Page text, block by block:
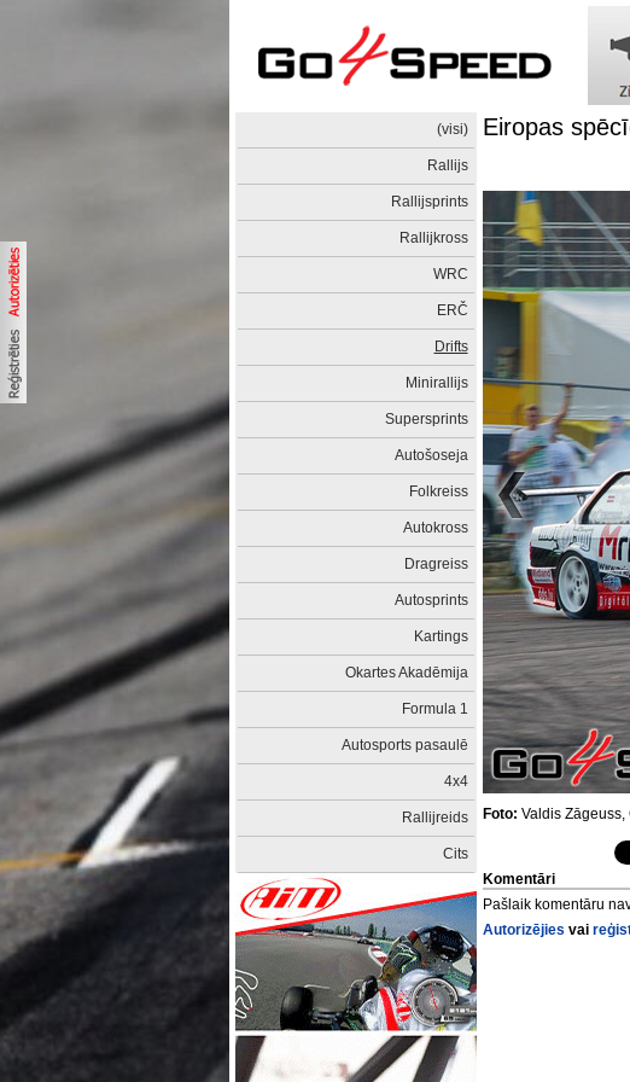
(visi)
Rallijs
Rallijsprints
Rallijkross
WRC
ERČ
Drifts
Minirallijs
Supersprints
Autošoseja
Folkreiss
Autokross
Dragreiss
Autosprints
Kartings
Okartes Akadēmija
Formula 1
Autosports pasaulē
4x4
Rallijreids
Cits
Eiropas
Foto: Valdis Zāgeuss,
Komentāri
Pašlaik komentāru
Autorizējies vai